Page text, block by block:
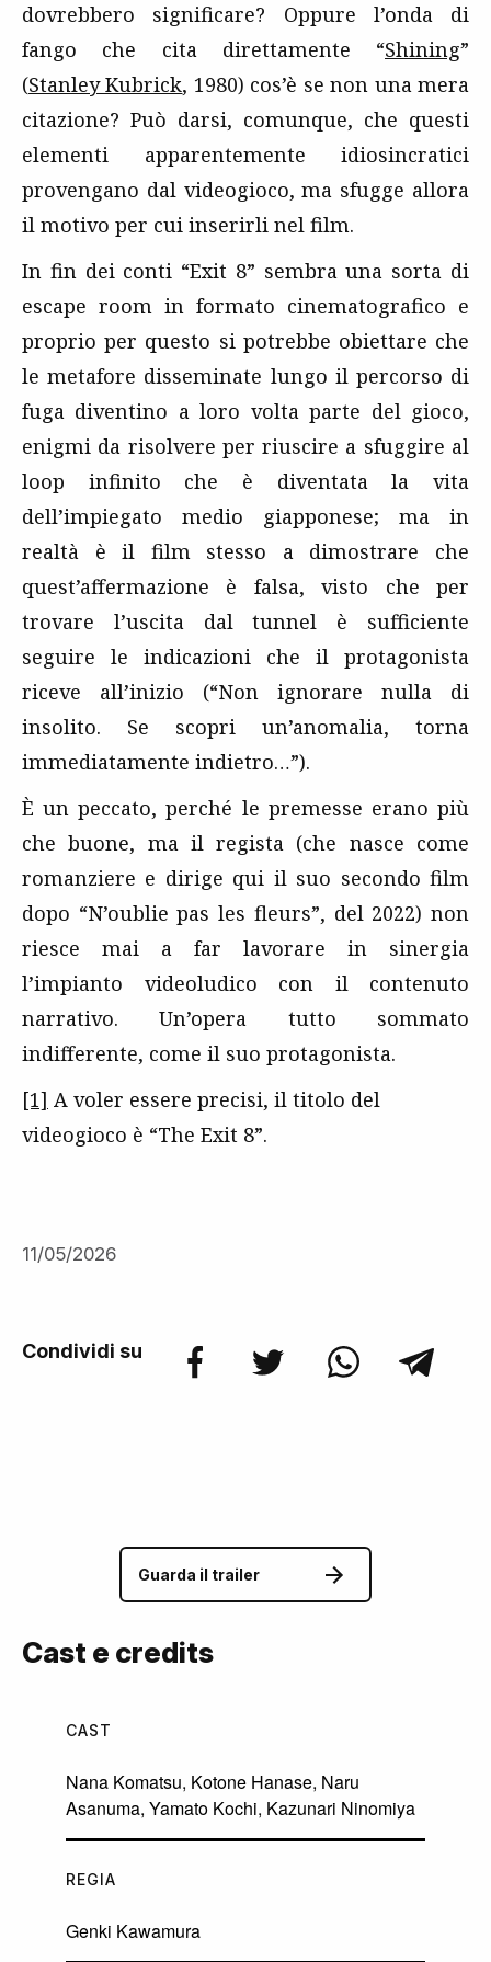
dovrebbero significare? Oppure l’onda di
fango che cita direttamente “Shining”
(Stanley Kubrick, 1980) cos’è se non una mera
citazione? Può darsi, comunque, che questi
elementi apparentemente idiosincratici
provengano dal videogioco, ma sfugge allora
il motivo per cui inserirli nel film.
In fin dei conti “Exit 8” sembra una sorta di
escape room in formato cinematografico e
proprio per questo si potrebbe obiettare che
le metafore disseminate lungo il percorso di
fuga diventino a loro volta parte del gioco,
enigmi da risolvere per riuscire a sfuggire al
loop infinito che è diventata la vita
dell’impiegato medio giapponese; ma in
realtà è il film stesso a dimostrare che
quest’affermazione è falsa, visto che per
trovare l’uscita dal tunnel è sufficiente
seguire le indicazioni che il protagonista
riceve all’inizio (“Non ignorare nulla di
insolito. Se scopri un’anomalia, torna
immediatamente indietro…”).
È un peccato, perché le premesse erano più
che buone, ma il regista (che nasce come
romanziere e dirige qui il suo secondo film
dopo “N’oublie pas les fleurs”, del 2022) non
riesce mai a far lavorare in sinergia
l’impianto videoludico con il contenuto
narrativo. Un’opera tutto sommato
indifferente, come il suo protagonista.
[1] A voler essere precisi, il titolo del
videogioco è “The Exit 8”.
11/05/2026
Condividi su
Guarda il trailer
Cast e credits
CAST
Nana Komatsu, Kotone Hanase, Naru
Asanuma, Yamato Kochi, Kazunari Ninomiya
REGIA
Genki Kawamura